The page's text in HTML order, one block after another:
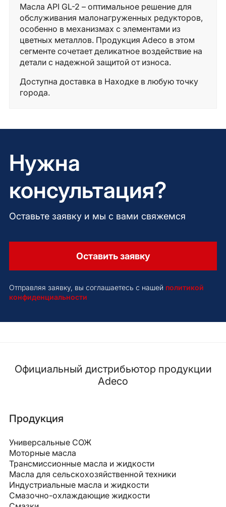
Масла API GL-2 – оптимальное решение для
обслуживания малонагруженных редукторов,
особенно в механизмах с элементами из
цветных металлов. Продукция Adeco в этом
сегменте сочетает деликатное воздействие на
детали с надежной защитой от износа.
Доступна доставка в Находке в любую точку
города.
Нужна
консультация?
Оставьте заявку и мы с вами свяжемся
Оставить заявку
Отправляя заявку, вы соглашаетесь с нашей политикой
конфиденциальности
Официальный дистрибьютор продукции
Adeco
Продукция
Универсальные СОЖ
Моторные масла
Трансмиссионные масла и жидкости
Масла для сельскохозяйственной техники
Индустриальные масла и жидкости
Смазочно-охлаждающие жидкости